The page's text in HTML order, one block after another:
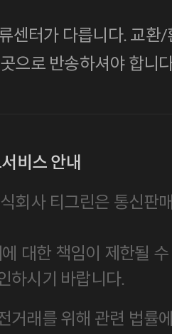
센터가 다릅니다. 교환
으로 반송하셔야 합니
비스 안내
회사 티그린은 통신판
대한 책임이 제한될
하시기 바랍니다.
거래를 위해 관련 법률